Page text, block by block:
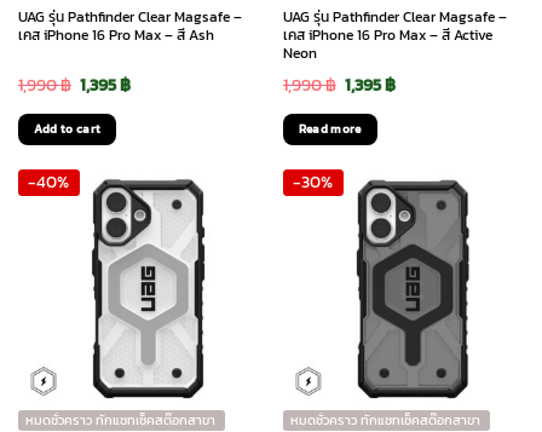
UAG รุ่น Pathfinder Clear Magsafe –
เคส iPhone 16 Pro Max – สี Ash
1,990฿ Original
price
was:
1,990 ฿.
1,395฿Current
1,395 ฿.
Add to cart
UAG รุ่น Pathfinder Clear Magsafe –
เคส iPhone 16 Pro Max – สี Active
Neon
1,990฿ Original
price
was:
1,990 ฿.
1,395฿Current
1,395 ฿.
Read more
-40%
หมดชั่วคราว ทักแชทเช็คสต๊อกสาขา
-30%
หมดชั่วคราว ทักแชทเช็คสต๊อกสาขา